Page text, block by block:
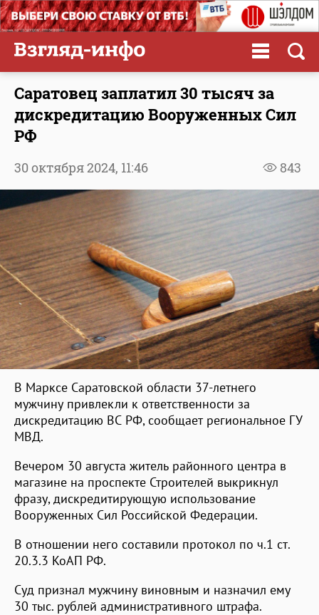
Саратовец заплатил 30 тысяч за
дискредитацию Вооруженных Сил
РФ
843
30 октября 2024, 11:46
В Марксе Саратовской области 37-летнего
мужчину привлекли к ответственности за
дискредитацию ВС РФ, сообщает региональное ГУ
МВД.
Вечером 30 августа житель районного центра в
магазине на проспекте Строителей выкрикнул
фразу, дискредитирующую использование
Вооруженных Сил Российской Федерации.
В отношении него составили протокол по ч.1 ст.
20.3.3 КоАП РФ.
Суд признал мужчину виновным и назначил ему
30 тыс. рублей административного штрафа.